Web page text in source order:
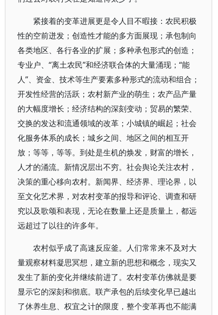
紧接着的变革进展更是令人目不暇接：农民积极
性的空前迸发；创造性才能的多方面展现；承包制向
各类地区、各行各业的扩展；多种承包形式的创造；
专业户、“离土农民”和经济联合体的大量涌现；“能
人”、资金、技术等生产要素多种形式的流动和组合；
开发性经营的活跃；农村新产业的萌生；农产品产量
的大幅度增长；经济结构的深刻变动；贸易的繁荣、
交换的发达和流通领域的改革；小城镇的崛起；社会
化服务体系的成长；城乡之间、地区之间的相互开
放；等等，等等。到处是生机的焕发，财富的增长，
人才的涌流。新情况层出不穷。社会舆论关注农村，
决策的重心移向农村。新闻界、经济界、理论界，以
至文化艺术界，对农村变革的报导和评论、调查和研
究以及歌颂和表现，无论在数量上还是质量上，都远
远超过了以往的许多年。
农村似乎成了高速反应釜。人们常常来不及对大
量观察材料凝思冥想，建立新的思想和概念，现实又
发生了新的变化并继续前进了。农村变革仿佛就是要
显示它的深刻和彻底。联产承包的后续变化早已越出
了休养生息、权宜之计的限度，整个变革再也不能满